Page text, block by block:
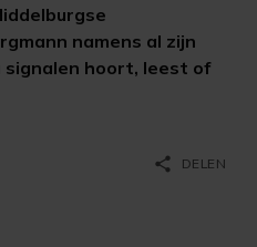
namens al zijn
signalen hoort, leest of
share DELEN